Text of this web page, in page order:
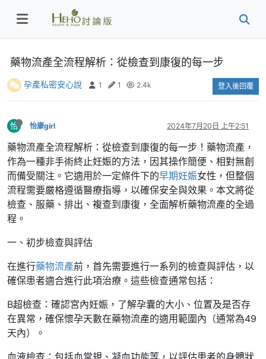
藥物流產全流程解析：從檢查到康復的每一步
孕產私密安心說 1 1 2.4k 登入後回覆
怡 怡康girl 2024年7月20日 上午2:51
藥物流產全流程解析：從檢查到康復的每一步！藥物流產，
作為一種非手術終止妊娠的方法，因其操作簡便、相對無創
而備受關注。它適用於一定條件下的早期妊娠女性，但整個
流程需要嚴格遵循醫療指導，以確保安全與效果。本文將從
檢查、服藥、排出、複查到康復，全面解析藥物流產的全過
程。
一、初步檢查與評估
在進行藥物流產前，首先需要進行一系列的檢查與評估，以
確保患者適合進行此項治療。這些檢查通常包括：
B超檢查：確認宮內妊娠，了解孕囊的大小、位置及是否存
在異常，確保懷孕天數在藥物流產的適用範圍內（通常為49
天內）。
血液檢查：包括血常規、凝血功能等，以評估患者的身體狀